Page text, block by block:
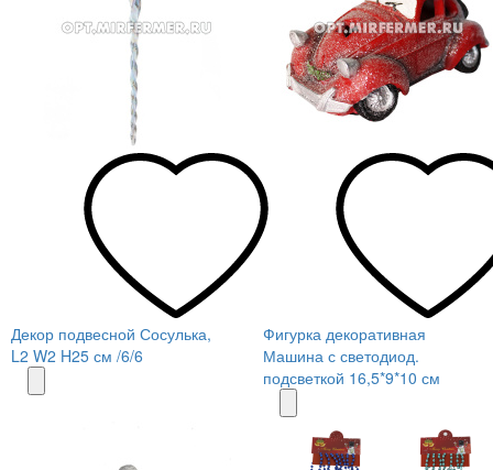
Декор подвесной Сосулька,
L2 W2 H25 см /6/6
Фигурка декоративная
Машина с светодиод.
подсветкой 16,5*9*10 см